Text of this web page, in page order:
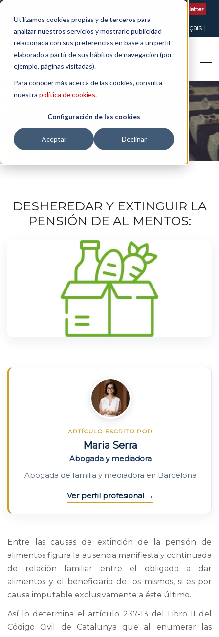
Utilizamos cookies propias y de terceros para
analizar nuestros servicios y mostrarle publicidad
relacionada con sus preferencias en base a un perfil
elaborado a partir de sus hábitos de navegación (por
ejemplo, páginas visitadas).
Para conocer más acerca de las cookies, consulta
nuestra política de cookies.
Configuración de las cookies
Aceptar Declinar
Suscribete a nuestro Newsletter
Español Català
English Français
Italiano
THE ART OF BEING LEGAL
DESHEREDAR Y EXTINGUIR LA
PENSIÓN DE ALIMENTOS:
ARTÍCULO ESCRITO POR
Maria Serra
Abogada y mediadora
Abogada de familia y mediadora en Barcelona
Ver perfil profesional
Entre las causas de extinción de la pensión de
alimentos figura la ausencia manifiesta y continuada
de relación familiar entre el obligado a dar
alimentos y el beneficiario de los mismos, si es por
causa imputable exclusivamente a éste último.
Así lo determina el artículo 237-13 del Libro II del
Código Civil de Catalunya que al enumerar las